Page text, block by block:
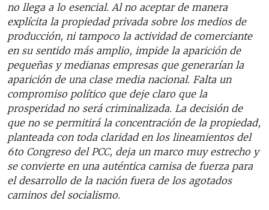
no llega a lo esencial. Al no aceptar de manera
explícita la propiedad privada sobre los medios de
producción, ni tampoco la actividad de comerciante
en su sentido más amplio, impide la aparición de
pequeñas y medianas empresas que generarían la
aparición de una clase media nacional. Falta un
compromiso político que deje claro que la
prosperidad no será criminalizada. La decisión de
que no se permitirá la concentración de la propiedad,
planteada con toda claridad en los lineamientos del
6to Congreso del PCC, deja un marco muy estrecho y
se convierte en una auténtica camisa de fuerza para
el desarrollo de la nación fuera de los agotados
caminos del socialismo.